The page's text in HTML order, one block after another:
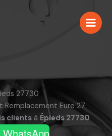
27730
Remplacement Eure 27
clientsà Épieds 27730